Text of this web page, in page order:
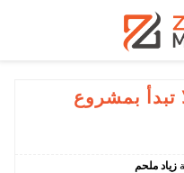
بمشروع
زياد ملحم